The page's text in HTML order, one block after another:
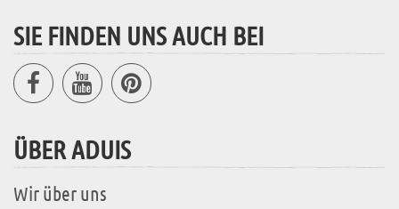
SIE FINDEN UNS AUCH BEI
ÜBER ADUIS
Wir über uns